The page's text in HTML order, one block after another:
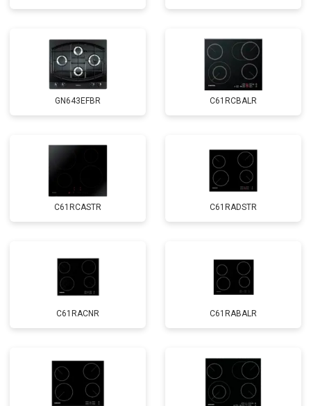
GN643EFBR C61RCBALR
C61RCASTR C61RADSTR
C61RACNR C61RABALR